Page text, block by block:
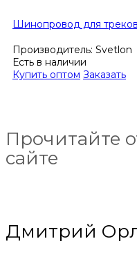
Шинопровод для
Производитель: Svetlon
Есть в наличии
Купить оптом Заказать
Прочитайте
сайте
Дмитрий